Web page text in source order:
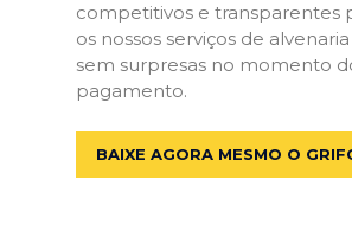
competitivos e transparentes
os nossos serviços de
sem surpresas no momento
pagamento.
BAIXE AGORA MESMO O